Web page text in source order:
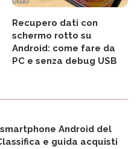
Recupero dati con
schermo rotto su
Android: come fare da
PC e senza debug USB
Android del
e guida acquisti